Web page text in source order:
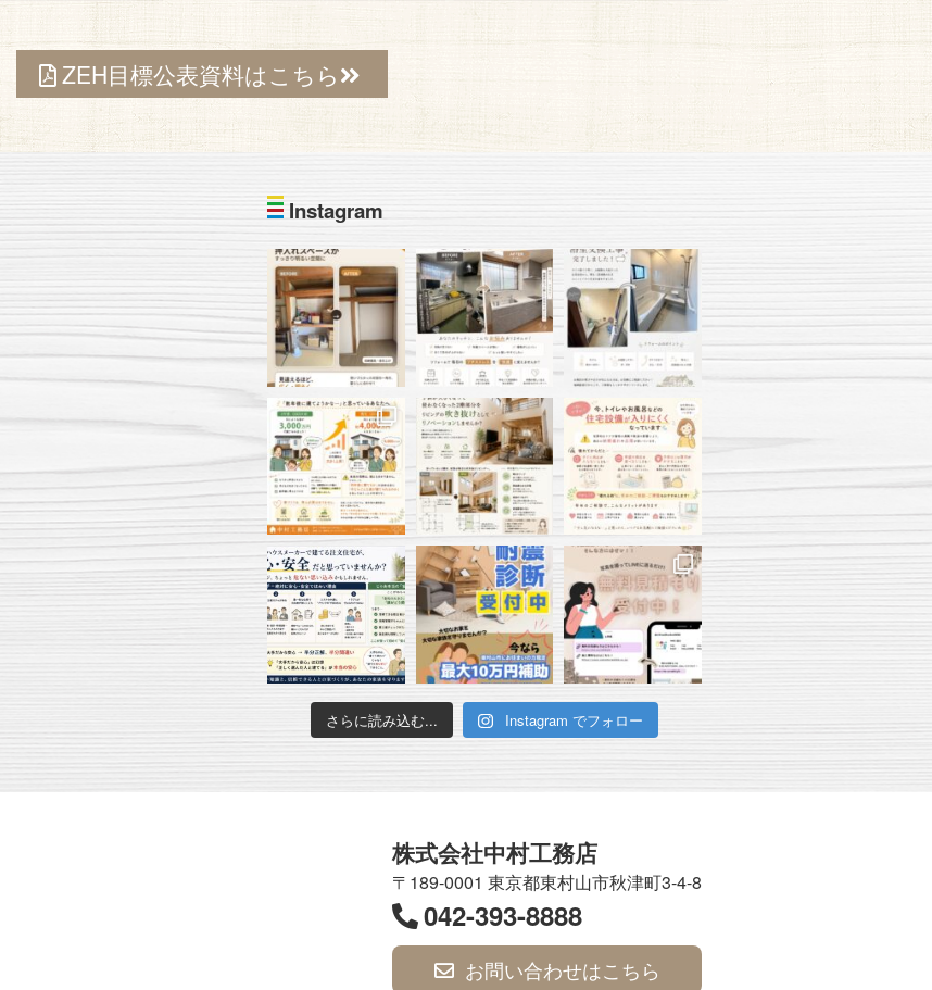
ZEH目標公表資料はこちら
Instagram
さらに読み込む... Instagram でフォロー
株式会社中村工務店
〒189-0001 東京都東村山市秋津町3-4-8
042-393-8888
お問い合わせはこちら